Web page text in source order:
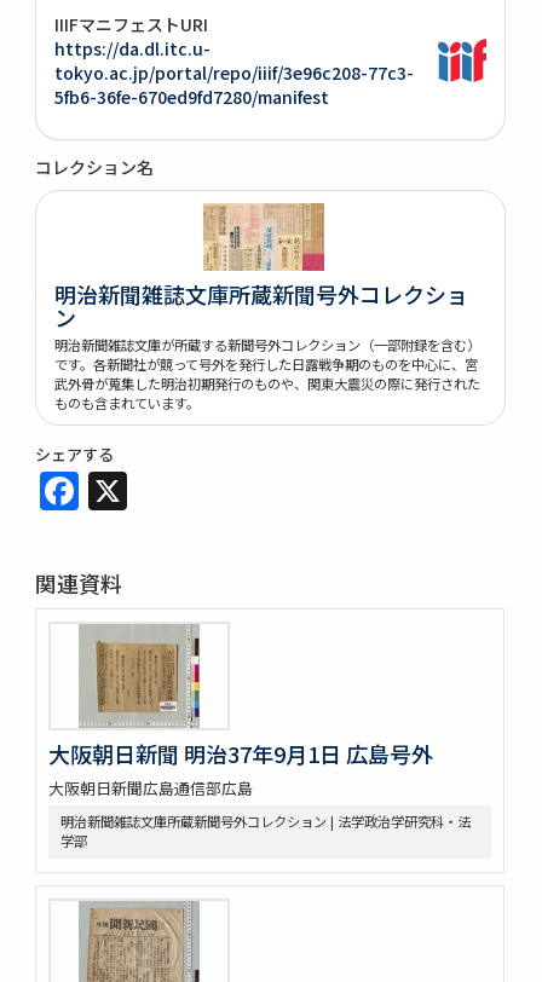
IIIFマニフェストURI
https://da.dl.itc.u-
tokyo.ac.jp/portal/repo/iiif/3e96c208-77c3-
5fb6-36fe-670ed9fd7280/manifest
コレクション名
明治新聞雑誌文庫所蔵新聞号外コレクショ
ン
明治新聞雑誌文庫が所蔵する新聞号外コレクション（一部附録を含む）
です。各新聞社が競って号外を発行した日露戦争期のものを中心に、宮
武外骨が蒐集した明治初期発行のものや、関東大震災の際に発行された
ものも含まれています。
シェアする
Facebook
関連資料
大阪朝日新聞 明治37年9月1日 広島号外
大阪朝日新聞広島通信部広島
明治新聞雑誌文庫所蔵新聞号外コレクション | 法学政治学研究科・法
学部